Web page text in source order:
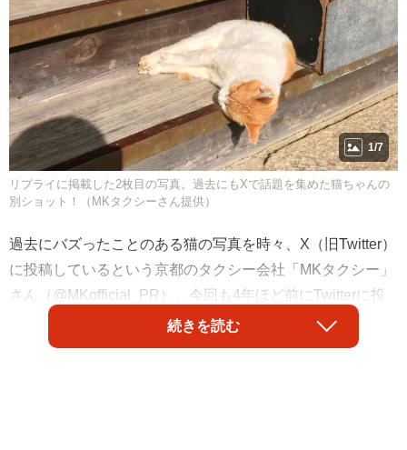
1/7
リプライに掲載した2枚目の写真。過去にもXで話題を集めた猫ちゃんの
別ショット！（MKタクシーさん提供）
過去にバズったことのある猫の写真を時々、X（旧Twitter）
に投稿しているという京都のタクシー会社「MKタクシー」
さん（@MKofficial_PR）。今回も4年ほど前にTwitterに投
稿したとある猫の写真を7月12日に投稿したところ、8.9万
件のいいねが付くなど再び話題になりました。
続きを読む